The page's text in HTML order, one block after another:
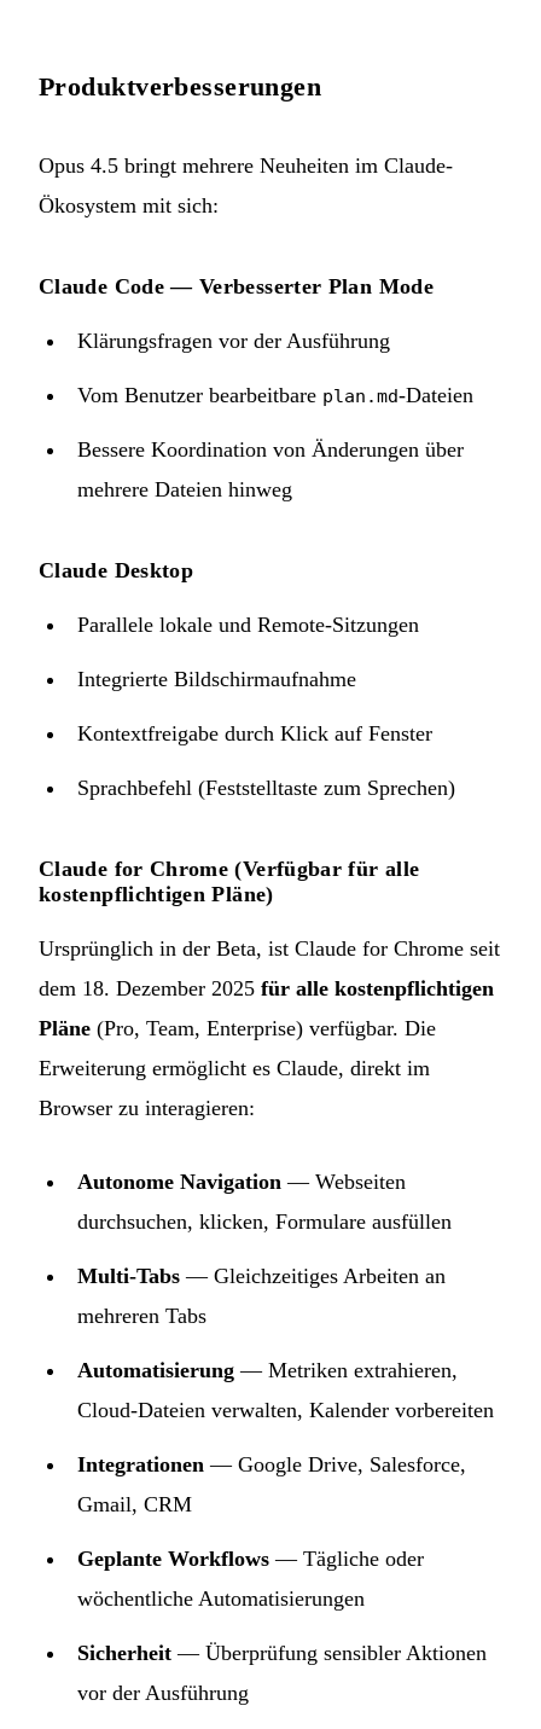
Produktverbesserungen
Opus 4.5 bringt mehrere Neuheiten im Claude-
Ökosystem mit sich:
Claude Code — Verbesserter Plan Mode
Klärungsfragen vor der Ausführung
Vom Benutzer bearbeitbare plan.md-Dateien
Bessere Koordination von Änderungen über
mehrere Dateien hinweg
Claude Desktop
Parallele lokale und Remote-Sitzungen
Integrierte Bildschirmaufnahme
Kontextfreigabe durch Klick auf Fenster
Sprachbefehl (Feststelltaste zum Sprechen)
Claude for Chrome (Verfügbar für alle
kostenpflichtigen Pläne)
Ursprünglich in der Beta, ist Claude for Chrome seit
dem 18. Dezember 2025 für alle kostenpflichtigen
Pläne (Pro, Team, Enterprise) verfügbar. Die
Erweiterung ermöglicht es Claude, direkt im
Browser zu interagieren:
Autonome Navigation — Webseiten
durchsuchen, klicken, Formulare ausfüllen
Multi-Tabs — Gleichzeitiges Arbeiten an
mehreren Tabs
Automatisierung — Metriken extrahieren,
Cloud-Dateien verwalten, Kalender vorbereiten
Integrationen — Google Drive, Salesforce,
Gmail, CRM
Geplante Workflows — Tägliche oder
wöchentliche Automatisierungen
Sicherheit — Überprüfung sensibler Aktionen
vor der Ausführung